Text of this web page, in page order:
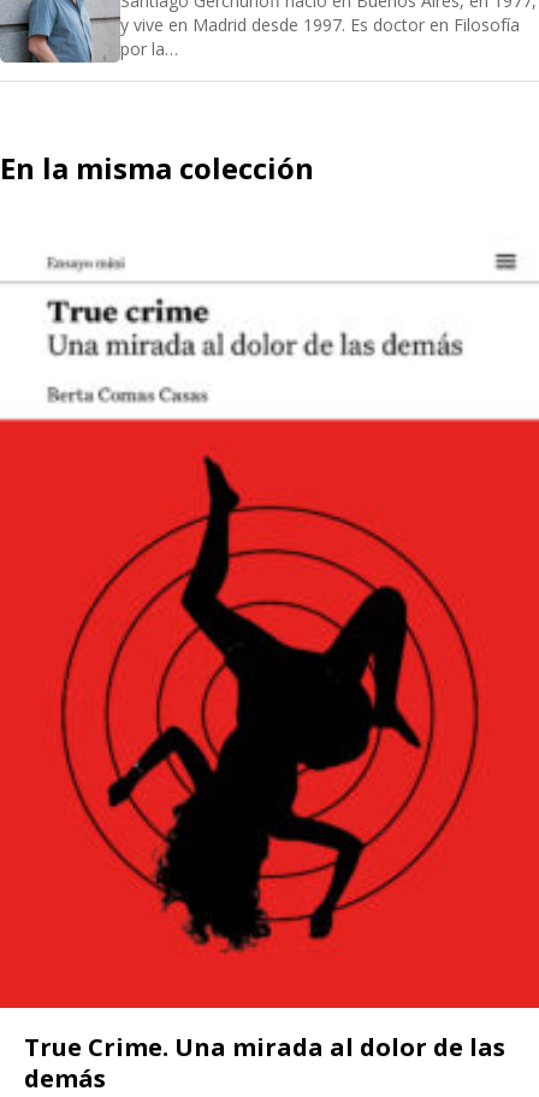
y vive en Madrid desde 1997. Es doctor en Filosofía
por la…
En la misma colección
True Crime. Una mirada al dolor de las
demás